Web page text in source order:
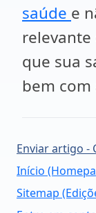
saúde e
que sua
bem com
Enviar artigo -
Início
Sitemap